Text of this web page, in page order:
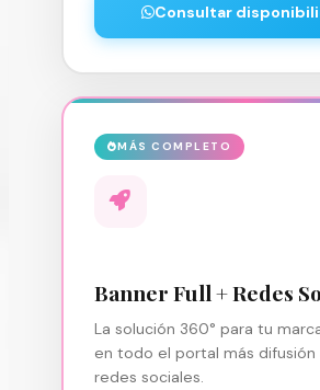
Consultar
MÁS COMPLETO
Banner Full + Redes
La solución 360° para tu
en todo el portal más difusión
redes sociales.